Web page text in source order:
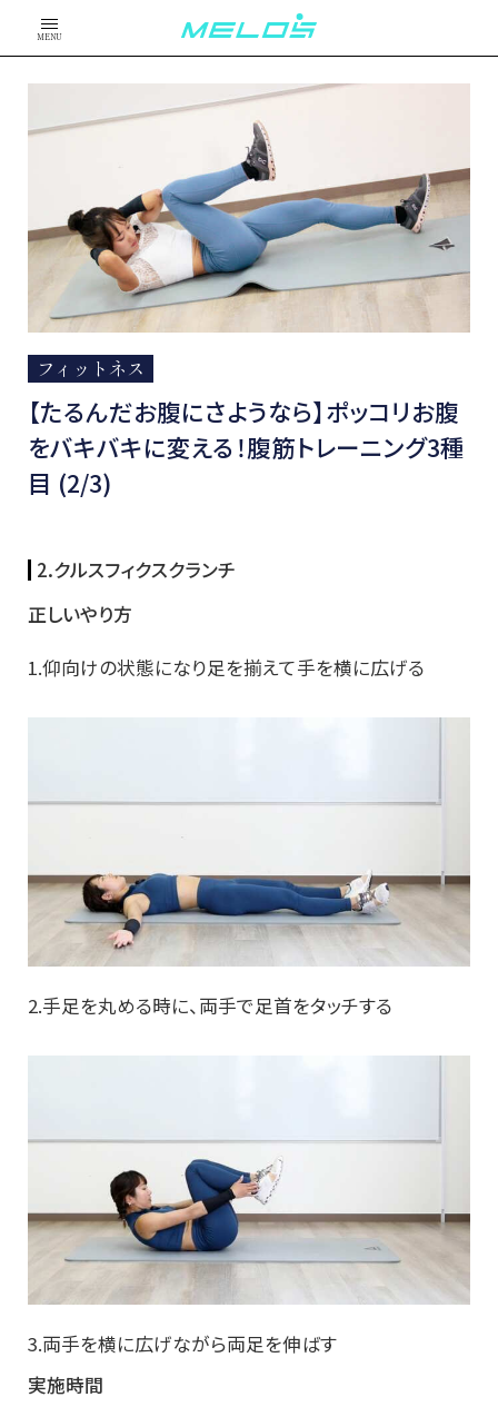
MENU
フィットネス
【たるんだお腹にさようなら】ポッコリお腹
をバキバキに変える！腹筋トレーニング3種
目 (2/3)
2.クルスフィクスクランチ
正しいやり方
1.仰向けの状態になり足を揃えて手を横に広げる
2.手足を丸める時に、両手で足首をタッチする
3.両手を横に広げながら両足を伸ばす
実施時間